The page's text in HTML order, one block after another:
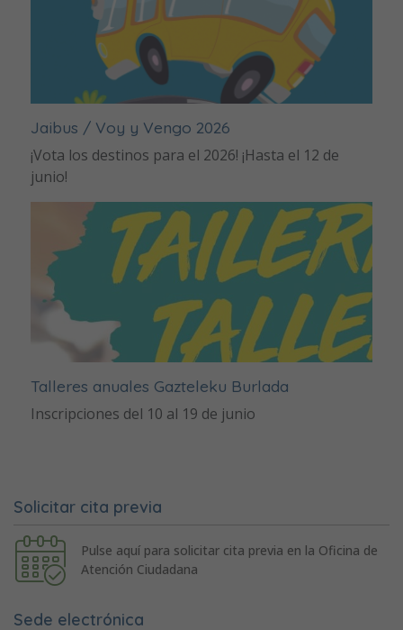
Jaibus / Voy y Vengo 2026
¡Vota los destinos para el 2026! ¡Hasta el 12 de
junio!
Talleres anuales Gazteleku Burlada
Inscripciones del 10 al 19 de junio
Solicitar cita previa
Pulse aquí para solicitar cita previa en la Oficina de
Atención Ciudadana
Sede electrónica